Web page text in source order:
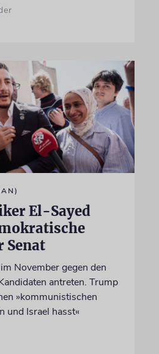
El-Sayed
Senat
November gegen den
antreten. Trump
»kommunistischen
und Israel hasst«